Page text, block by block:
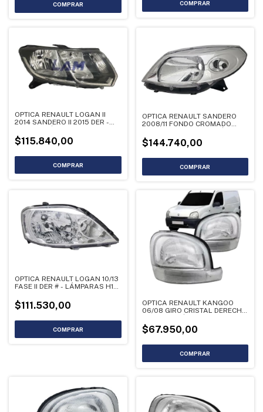
OPTICA RENAULT LOGAN II
2014 SANDERO II 2015 DER -
$115.840,00
OPTICA RENAULT SANDERO
2008/11 FONDO CROMADO
$144.740,00
OPTICA RENAULT LOGAN 10/13
FASE II DER # - LÁMPARAS H1-
$111.530,00
OPTICA RENAULT KANGOO
06/08 GIRO CRISTAL DERECHO
$67.950,00